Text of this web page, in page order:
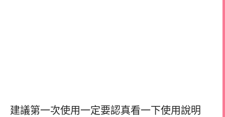
建議第一次使用一定要認真看一下使用說明